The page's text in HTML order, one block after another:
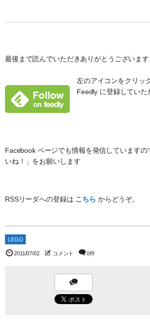
最後まで読んでいただきありがとうございます
左のアイコンをクリッ
Feedly に登録してい
Facebook ページでも情報を発信しています
いね！」をお願いします
RSSリーダへの登録は こちら からどうぞ。
LEGO
2011/07/02 コメント 0件